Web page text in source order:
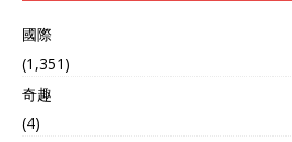
在其中一个机库进行维护的
在空袭中被摧毁。在博拉
里，还有一架巴基斯坦空军
预警机据信也被摧毁。“印度
國際
(1,351)
奇趣
(4)